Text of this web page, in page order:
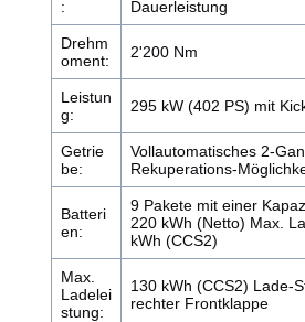
:
Dauerleistung
Drehm
oment:
2'200 Nm
Leistun
g:
295 kW (402 PS) mit
Getrie
be:
Vollautomatisches 2-
Rekuperations-
Batteri
en:
9 Pakete mit einer
220 kWh (Netto) Max.
kWh (CCS2)
Max.
Ladelei
stung:
130 kWh (CCS2) Lade-
rechter Frontklappe